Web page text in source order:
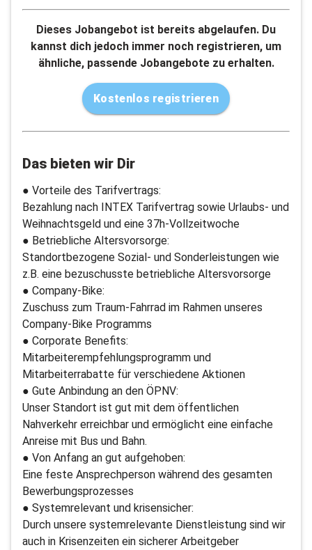
Dieses Jobangebot ist bereits abgelaufen. Du
kannst dich jedoch immer noch registrieren, um
ähnliche, passende Jobangebote zu erhalten.
Kostenlos registrieren
Das bieten wir Dir
● Vorteile des Tarifvertrags:
Bezahlung nach INTEX Tarifvertrag sowie Urlaubs- und
Weihnachtsgeld und eine 37h-Vollzeitwoche
● Betriebliche Altersvorsorge:
Standortbezogene Sozial- und Sonderleistungen wie
z.B. eine bezuschusste betriebliche Altersvorsorge
● Company-Bike:
Zuschuss zum Traum-Fahrrad im Rahmen unseres
Company-Bike Programms
● Corporate Benefits:
Mitarbeiterempfehlungsprogramm und
Mitarbeiterrabatte für verschiedene Aktionen
● Gute Anbindung an den ÖPNV:
Unser Standort ist gut mit dem öffentlichen
Nahverkehr erreichbar und ermöglicht eine einfache
Anreise mit Bus und Bahn.
● Von Anfang an gut aufgehoben:
Eine feste Ansprechperson während des gesamten
Bewerbungsprozesses
● Systemrelevant und krisensicher:
Durch unsere systemrelevante Dienstleistung sind wir
auch in Krisenzeiten ein sicherer Arbeitgeber